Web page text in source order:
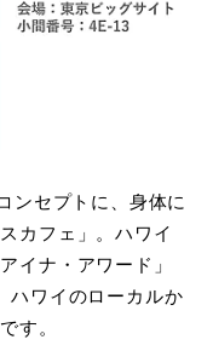
ンセプトに、身体に
カフェ」。ハワイ
イナ・アワード」
ハワイのローカルか
す。